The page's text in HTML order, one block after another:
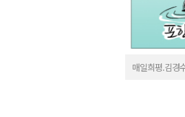
매일희평.김경